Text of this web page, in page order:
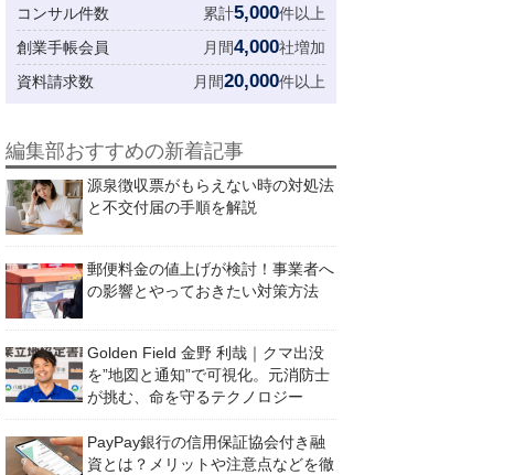
コンサル件数
累計5,000件以上
創業手帳会員
月間4,000社増加
資料請求数
月間20,000件以上
編集部おすすめの新着記事
源泉徴収票がもらえない時の対処法
と不交付届の手順を解説
郵便料金の値上げが検討！事業者へ
の影響とやっておきたい対策方法
Golden Field 金野 利哉｜クマ出没
を”地図と通知”で可視化。元消防士
が挑む、命を守るテクノロジー
PayPay銀行の信用保証協会付き融
資とは？メリットや注意点などを徹